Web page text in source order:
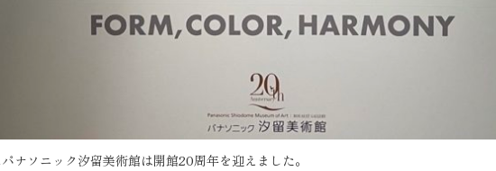
ナソニック汐留美術館は開館20周年を迎えました。